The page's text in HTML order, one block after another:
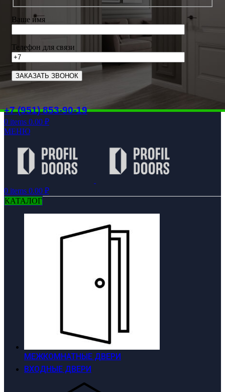
Ваше имя
Телефон для связи
+7 (951) 853-90-19
0 items 0.00 ₽
МЕНЮ
0 items 0.00 ₽
КАТАЛОГ
МЕЖКОМНАТНЫЕ ДВЕРИ
ВХОДНЫЕ ДВЕРИ